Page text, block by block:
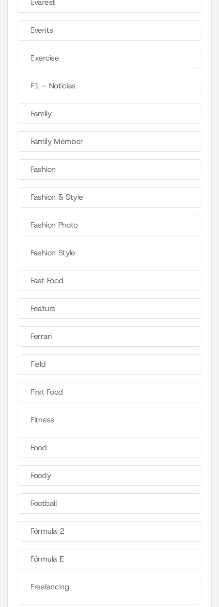
Evarest
Events
Exercise
F1 – Noticias
Family
Family Member
Fashion
Fashion & Style
Fashion Photo
Fashion Style
Fast Food
Feature
Ferrari
Field
First Food
Fitness
Food
Foody
Football
Fórmula 2
Fórmula E
Freelancing